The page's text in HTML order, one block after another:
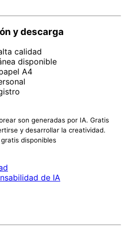
y descarga
calidad
disponible
A4
son generadas por IA. Gratis
y desarrollar la creatividad.
disponibles
de IA